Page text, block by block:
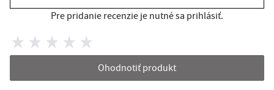
Pre pridanie recenzie je nutné sa prihlásiť.
Ohodnotiť produkt